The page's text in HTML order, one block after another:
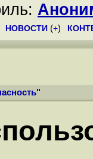
НОВОСТИ (+)
"